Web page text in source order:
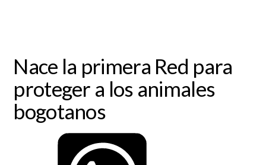
Nace la primera Red para
proteger a los animales
bogotanos